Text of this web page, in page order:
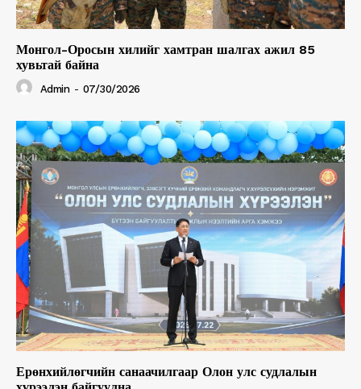
Монгол-Оросын хилийг хамтран шалгах ажил 85
хувьтай байна
Admin - 07/30/2026
Ерөнхийлөгчийн санаачилгаар Олон улс судлалын